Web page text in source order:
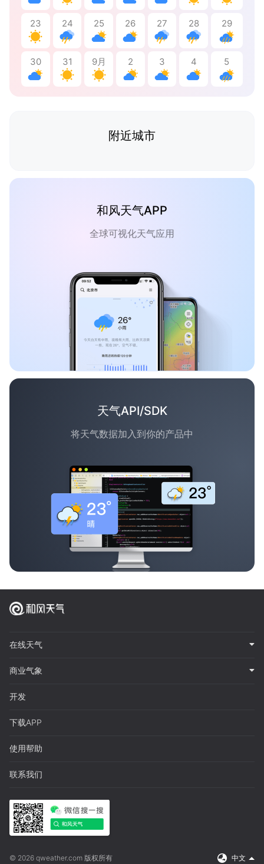
23 24 25 26 27 28 29
30 31 9月 2 3 4 5
附近城市
和风天气APP
全球可视化天气应用
天气API/SDK
将天气数据加入到你的产品中
在线天气
商业气象
开发
下载APP
使用帮助
联系我们
© 2026 qweather.com 版权所有 中文